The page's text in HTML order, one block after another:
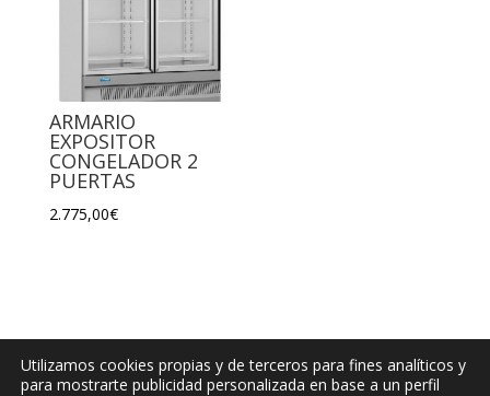
ARMARIO
EXPOSITOR
CONGELADOR 2
PUERTAS
2.775,00€
Utilizamos cookies propias y de terceros para fines analíticos y
para mostrarte publicidad personalizada en base a un perfil